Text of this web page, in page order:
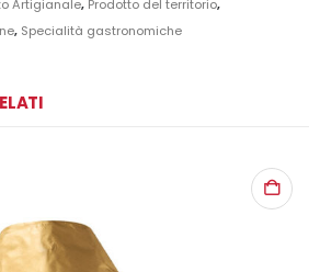
Artigianale, Prodotto del territorio,
, Specialità gastronomiche